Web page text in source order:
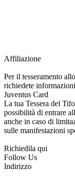
Affiliazione
Per il tesseramento
richiedete informazioni
Juventus Card
La tua Tessera del
possibilità di entrare
anche in caso di
sulle manifestazioni
Richiedila qui
Follow Us
Indirizzo